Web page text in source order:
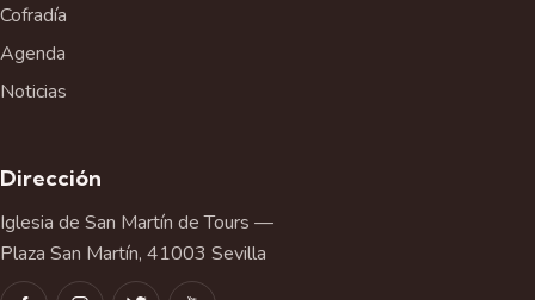
Cofradía
Agenda
Noticias
Dirección
Iglesia de San Martín de Tours —
Plaza San Martín, 41003 Sevilla